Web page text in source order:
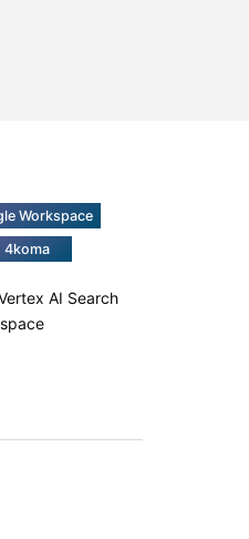
Workspace
4koma
AI Search